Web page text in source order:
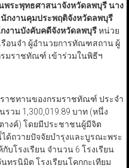
พระพุทธศาสนาจังหวัดลพบุรี นาง
กงานคุมประพฤติจังหวัดลพบุรี
งานบังคับคดีจังหวัดลพบุรีหน่วย
อนจำ ผู้อำนวยการทัณฑสถาน ผู้
มราชทัณฑ์ เข้าร่วมในพิธีฯ
าชทานของกรมราชทัณฑ์ ประจำ
วม 1,300,019.89 บาท (หนึ่ง
างค์) โดยมีประชาชนผู้มีจิต
ด้ถวายปัจจัยบำรุงและบูรณะพระ
บโรงเรียน จำนวน 6 โรงเรียน
ทรนิมิต โรงเรียนโคกกะเทียม